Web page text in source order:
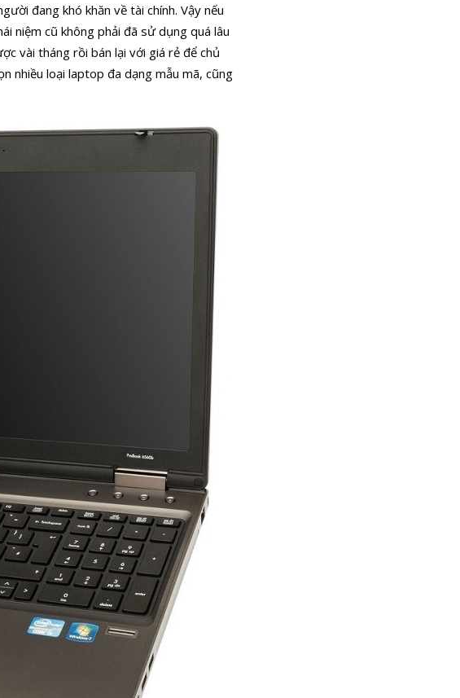
đang khó khăn về tài chính. Vậy nếu
niệm cũ không phải đã sử dụng quá lâu
vài tháng rồi bán lại với giá rẻ để chủ
nhiều loại laptop đa dạng mẫu mã, cũng